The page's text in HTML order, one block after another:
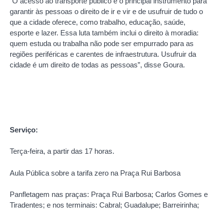
garantir às pessoas o direito de ir e vir e de usufruir de tudo o
que a cidade oferece, como trabalho, educação, saúde,
esporte e lazer. Essa luta também inclui o direito à moradia:
quem estuda ou trabalha não pode ser empurrado para as
regiões periféricas e carentes de infraestrutura. Usufruir da
cidade é um direito de todas as pessoas”, disse Goura.
Serviço:
Terça-feira, a partir das 17 horas.
Aula Pública sobre a tarifa zero na Praça Rui Barbosa
Panfletagem nas praças: Praça Rui Barbosa; Carlos Gomes e
Tiradentes; e nos terminais: Cabral; Guadalupe; Barreirinha;